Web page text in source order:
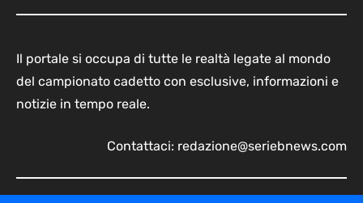
Il portale si occupa di tutte le realtà legate al mondo
del campionato cadetto con esclusive, informazioni e
notizie in tempo reale.
Contattaci: redazione@seriebnews.com